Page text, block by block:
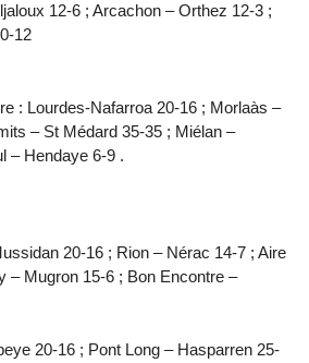
12-6 ; Arcachon – Orthez 12-3 ;
12
: Lourdes-Nafarroa 20-16 ; Morlaàs –
– St Médard 35-35 ; Miélan –
– Hendaye 6-9 .
20-16 ; Rion – Nérac 14-7 ; Aire
– Mugron 15-6 ; Bon Encontre –
20-16 ; Pont Long – Hasparren 25-